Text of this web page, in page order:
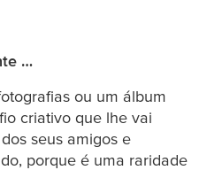
…
ou um álbum
criativo que lhe vai
seus amigos e
porque é uma raridade